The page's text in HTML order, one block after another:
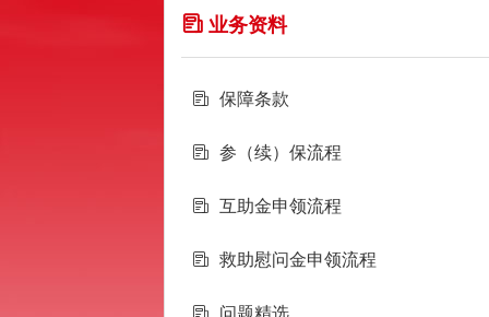
业务资料
保障条款
参（续）保流程
互助金申领流程
救助慰问金申领流程